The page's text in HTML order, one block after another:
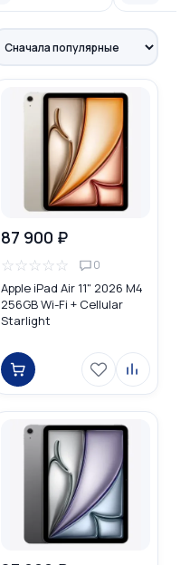
87 900 ₽
☆☆☆☆☆ 0
Apple iPad Air 11" 2026 M4
256GB Wi-Fi + Cellular
Starlight